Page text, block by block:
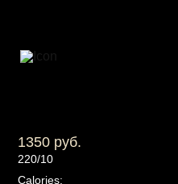
1350 руб.
220/10
Calories: